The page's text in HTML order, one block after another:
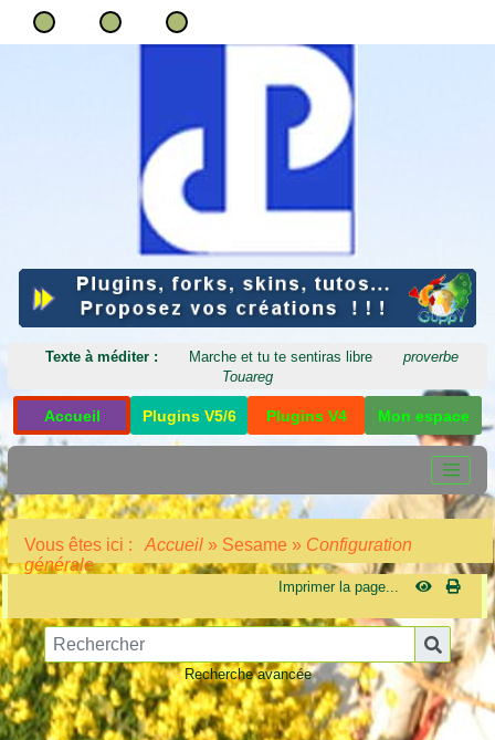
Texte à méditer : Marche et tu te sentiras libre
proverbe
Touareg
Accueil Plugins V5/6 Plugins V4 Mon espace
Vous êtes ici : Accueil » Sesame » Configuration
générale
Imprimer la page...
Recherche avancée